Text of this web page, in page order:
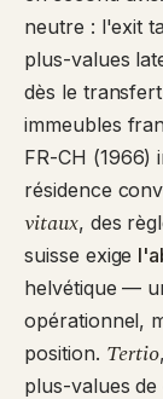
neutre : l'exit
plus-values
dès le
immeubles
FR-CH (1966)
résidence
vitaux, des
suisse exige
helvétique —
opérationnel,
position. Tertio
plus-values de